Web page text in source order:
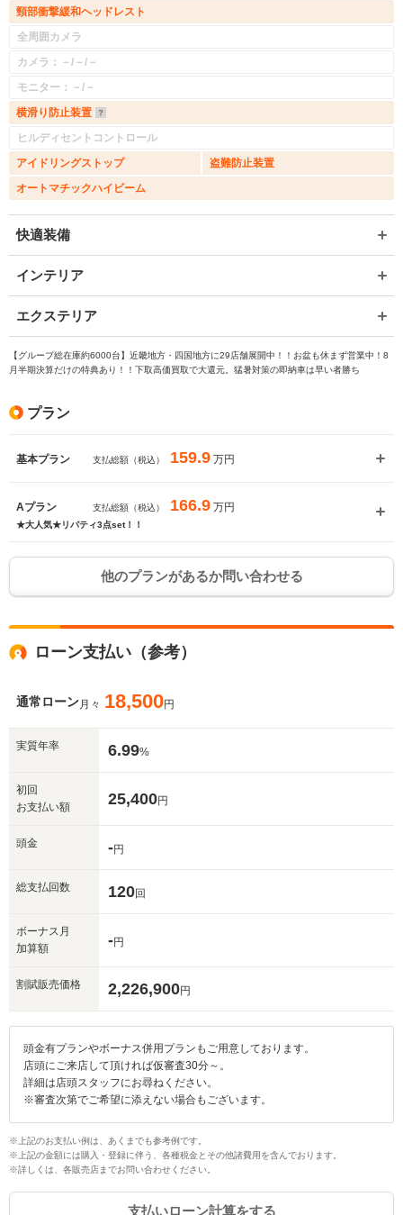
頸部衝撃緩和ヘッドレスト
全周囲カメラ
カメラ：－/－/－
モニター：－/－
横滑り防止装置
ヒルディセントコントロール
アイドリングストップ
盗難防止装置
オートマチックハイビーム
快適装備
インテリア
エクステリア
【グループ総在庫約6000台】近畿地方・四国地方に29店舗展開中！！お盆も休まず営業中！8
月半期決算だけの特典あり！！下取高価買取で大還元。猛暑対策の即納車は早い者勝ち
プラン
基本プラン 支払総額（税込） 159.9 万円
Aプラン 支払総額（税込） 166.9 万円
★大人気★リバティ3点set！！
他のプランがあるか問い合わせる
ローン支払い（参考）
通常ローン月々 18,500円
実質年率 6.99%
初回
お支払い額
25,400円
頭金 -円
総支払回数 120回
ボーナス月
加算額
-円
割賦販売価格 2,226,900円
頭金有プランやボーナス併用プランもご用意しております。
店頭にご来店して頂ければ仮審査30分～。
詳細は店頭スタッフにお尋ねください。
※審査次第でご希望に添えない場合もございます。
※上記のお支払い例は、あくまでも参考例です。
※上記の金額には購入・登録に伴う、各種税金とその他諸費用を含んでおります。
※詳しくは、各販売店までお問い合わせください。
支払いローン計算をする